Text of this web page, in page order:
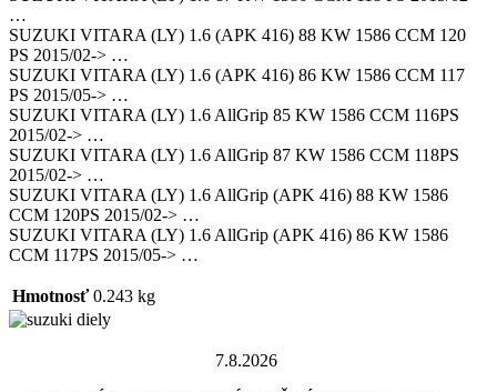
…
SUZUKI VITARA (LY) 1.6 (APK 416) 88 KW 1586 CCM 120
PS 2015/02-> …
SUZUKI VITARA (LY) 1.6 (APK 416) 86 KW 1586 CCM 117
PS 2015/05-> …
SUZUKI VITARA (LY) 1.6 AllGrip 85 KW 1586 CCM 116PS
2015/02-> …
SUZUKI VITARA (LY) 1.6 AllGrip 87 KW 1586 CCM 118PS
2015/02-> …
SUZUKI VITARA (LY) 1.6 AllGrip (APK 416) 88 KW 1586
CCM 120PS 2015/02-> …
SUZUKI VITARA (LY) 1.6 AllGrip (APK 416) 86 KW 1586
CCM 117PS 2015/05-> …
Hmotnosť 0.243 kg
7.8.2026